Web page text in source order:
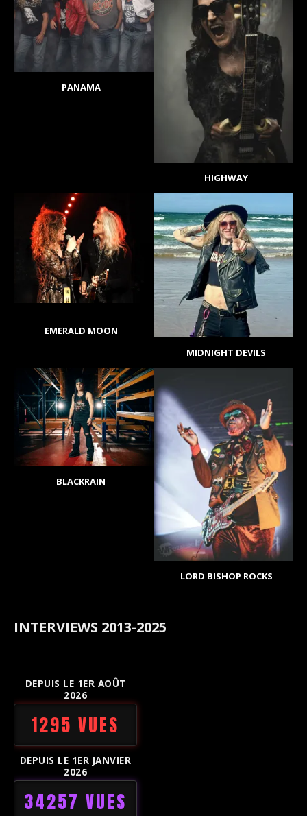
PANAMA
HIGHWAY
EMERALD MOON
MIDNIGHT DEVILS
BLACKRAIN
LORD BISHOP ROCKS
INTERVIEWS 2013-2025
DEPUIS LE 1ER AOÛT
2026
1295 VUES
DEPUIS LE 1ER JANVIER
2026
34257 VUES